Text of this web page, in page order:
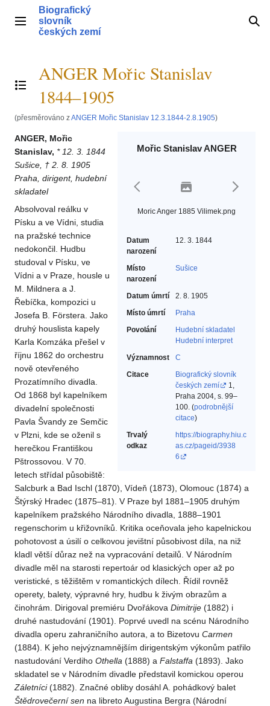
obsahHlavní menu
Biografický
slovník
českých zemí
Přepnout obsah
ANGER Mořic Stanislav
1844–1905
(přesměrováno zANGER Mořic Stanislav 12.3.1844-2.8.1905)
Mořic Stanislav ANGER
Moric Anger 1885 Vilimek.png
Datum
narození
12. 3. 1844
Místo
narození
Sušice
Datum úmrtí
2. 8. 1905
Místo úmrtí
Praha
Povolání
Hudební skladatel‎
Hudební interpret‎
Významnost
C
Citace
Biografický slovník
českých zemí
1,
Praha 2004, s. 99–
100. (podrobnější
citace)
Trvalý
odkaz
https://biography.hiu.c
as.cz/pageid/3938
6
ANGER, Mořic
Stanislav, * 12. 3. 1844
Sušice, † 2. 8. 1905
Praha, dirigent, hudební
skladatel
Absolvoval reálku v
Písku a ve Vídni, studia
na pražské technice
nedokončil. Hudbu
studoval v Písku, ve
Vídni a v Praze, housle u
M. Mildnera a J.
Řebíčka, kompozici u
Josefa B. Förstera. Jako
druhý houslista kapely
Karla Komzáka přešel v
říjnu 1862 do orchestru
nově otevřeného
Prozatímního divadla.
Od 1868 byl kapelníkem
divadelní společnosti
Pavla Švandy ze Semčic
v Plzni, kde se oženil s
herečkou Františkou
Pštrossovou. V 70.
letech střídal působiště:
Salcburk a Bad Ischl (1870), Vídeň (1873), Olomouc (1874) a
Štýrský Hradec (1875–81). V Praze byl 1881–1905 druhým
kapelníkem pražského Národního divadla, 1888–1901
regenschorim u křižovníků. Kritika oceňovala jeho kapelnickou
pohotovost a úsilí o celkovou jevištní působivost díla, na niž
kladl větší důraz než na vypracování detailů. V Národním
divadle měl na starosti repertoár od klasických oper až po
veristické, s těžištěm v romantických dílech. Řídil rovněž
operety, balety, výpravné hry, hudbu k živým obrazům a
činohrám. Dirigoval premiéru Dvořákova Dimitrije (1882) i
druhé nastudování (1901). Poprvé uvedl na scénu Národního
divadla operu zahraničního autora, a to Bizetovu Carmen
(1884). K jeho nejvýznamnějším dirigentským výkonům patřilo
nastudování Verdiho Othella (1888) a Falstaffa (1893). Jako
skladatel se v Národním divadle představil komickou operou
Záletníci(1882). Značné obliby dosáhl A. pohádkový balet
Štědrovečerní sen na libreto Augustina Bergra (Národní